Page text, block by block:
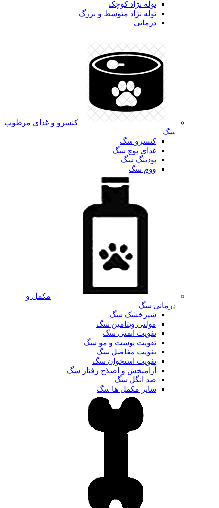
توله نژاد کوچک
توله نژاد متوسط و بزرگ
درمانی
کنسرو و غذای مرطوب
سگ
کنسرو سگ
غذای پوچ سگ
پودینگ سگ
ووم سگ
مکمل و
درمانی سگ
شیرخشک سگ
مولتی ویتامین سگ
تقویت ایمنی سگ
تقویت پوست و مو سگ
تقویت مفاصل سگ
تقویت استخوان سگ
آرامبخش و اصلاح رفتار سگ
ضد انگل سگ
سایر مکمل ها سگ